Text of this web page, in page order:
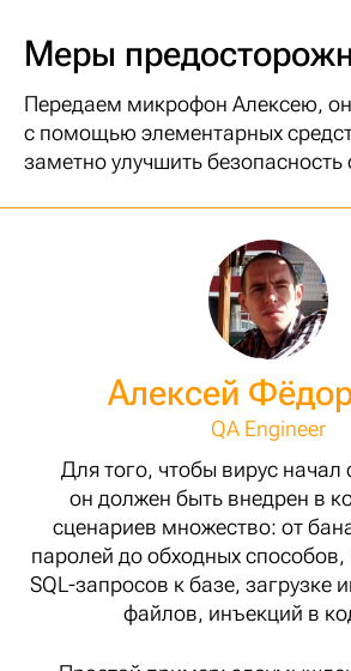
Меры
Передаем микрофон Алексею,
с помощью элементарных
заметно улучшить безопасность
Алексей
QA Engineer
Для того, чтобы вирус начал
он должен быть внедрен в
сценариев множество: от
паролей до обходных
SQL-запросов к базе, загрузке
файлов, инъекций в